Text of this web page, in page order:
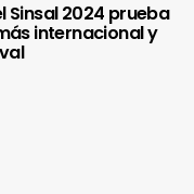
Sinsal 2024 prueba
internacional y